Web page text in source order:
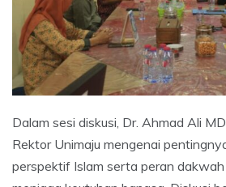
Dalam sesi diskusi, Dr. Ahmad Ali
Rektor Unimaju mengenai
perspektif Islam serta peran dakwah